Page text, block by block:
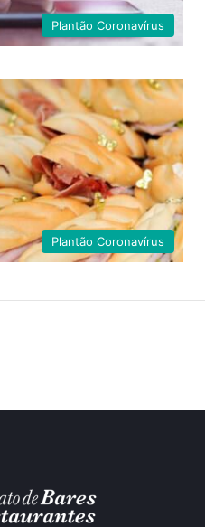
Plantão Coronavírus
Plantão Coronavírus